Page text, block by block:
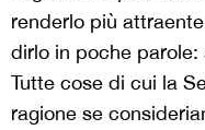
renderlo più
dirlo in poche parole:
Tutte cose di cui la
ragione se